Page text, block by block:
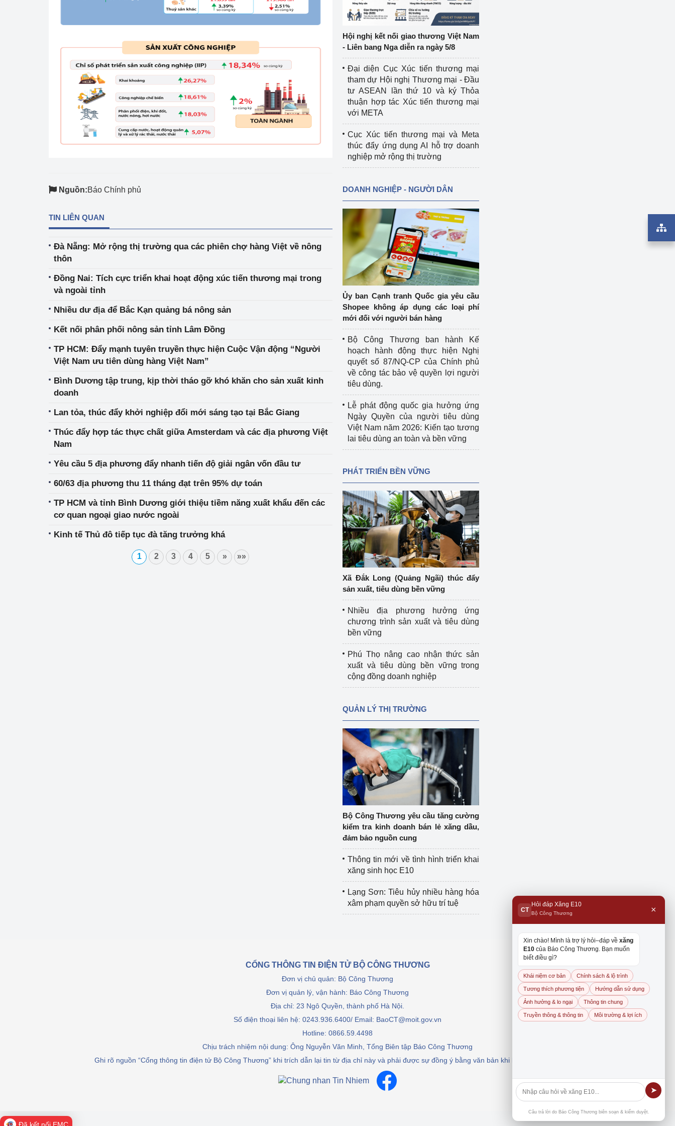
Chính sách
Sản xuất công nghiệp
Phát triển năng lượng
Nguồn:Báo Chính phủ
TIN LIÊN QUAN
Đà Nẵng: Mở rộng thị trường qua các phiên chợ hàng Việt về nông
thôn
Đồng Nai: Tích cực triển khai hoạt động xúc tiến thương mại trong
và ngoài tỉnh
Nhiều dư địa để Bắc Kạn quảng bá nông sản
Kết nối phân phối nông sản tỉnh Lâm Đồng
TP HCM: Đẩy mạnh tuyên truyền thực hiện Cuộc Vận động “Người
Việt Nam ưu tiên dùng hàng Việt Nam”
Bình Dương tập trung, kịp thời tháo gỡ khó khăn cho sản xuất kinh
doanh
Lan tỏa, thúc đẩy khởi nghiệp đổi mới sáng tạo tại Bắc Giang
Thúc đẩy hợp tác thực chất giữa Amsterdam và các địa phương Việt
Nam
Yêu cầu 5 địa phương đẩy nhanh tiến độ giải ngân vốn đầu tư
60/63 địa phương thu 11 tháng đạt trên 95% dự toán
TP HCM và tỉnh Bình Dương giới thiệu tiềm năng xuất khẩu đến các
cơ quan ngoại giao nước ngoài
Kinh tế Thủ đô tiếp tục đà tăng trưởng khá
1 2 3 4 5 » »»
Hội nghị kết nối giao thương Việt Nam
- Liên bang Nga diễn ra ngày 5/8
Đại diện Cục Xúc tiến thương mại
tham dự Hội nghị Thương mại - Đầu
tư ASEAN lần thứ 10 và ký Thỏa
thuận hợp tác Xúc tiến thương mại
với META
Cục Xúc tiến thương mại và Meta
thúc đẩy ứng dụng AI hỗ trợ doanh
nghiệp mở rộng thị trường
DOANH NGHIỆP - NGƯỜI DÂN
Ủy ban Cạnh tranh Quốc gia yêu cầu
Shopee không áp dụng các loại phí
mới đối với người bán hàng
Bộ Công Thương ban hành Kế
hoạch hành động thực hiện Nghị
quyết số 87/NQ-CP của Chính phủ
về công tác bảo vệ quyền lợi người
tiêu dùng.
Lễ phát động quốc gia hưởng ứng
Ngày Quyền của người tiêu dùng
Việt Nam năm 2026: Kiến tạo tương
lai tiêu dùng an toàn và bền vững
PHÁT TRIỂN BỀN VỮNG
Xã Đắk Long (Quảng Ngãi) thúc đẩy
sản xuất, tiêu dùng bền vững
Nhiều địa phương hưởng ứng
chương trình sản xuất và tiêu dùng
bền vững
Phú Thọ nâng cao nhận thức sản
xuất và tiêu dùng bền vững trong
cộng đồng doanh nghiệp
QUẢN LÝ THỊ TRƯỜNG
Bộ Công Thương yêu cầu tăng cường
kiểm tra kinh doanh bán lẻ xăng dầu,
đảm bảo nguồn cung
Thông tin mới về tình hình triển khai
xăng sinh học E10
Lạng Sơn: Tiêu hủy nhiều hàng hóa
xâm phạm quyền sở hữu trí tuệ
CỔNG THÔNG TIN ĐIỆN TỬ BỘ CÔNG THƯƠNG
Đơn vị chủ quản: Bộ Công Thương
Đơn vị quản lý, vận hành: Báo Công Thương
Địa chỉ: 23 Ngô Quyền, thành phố Hà Nội.
Số điện thoại liên hệ: 0243.936.6400/ Email: BaoCT@moit.gov.vn
Hotline: 0866.59.4498
Chịu trách nhiệm nội dung: Ông Nguyễn Văn Minh, Tổng Biên tập Báo Công Thương
Ghi rõ nguồn “Cổng thông tin điện tử Bộ Công Thương” khi trích dẫn lại tin từ địa chỉ này và phải được sự đồng ý bằng văn bản khi khai thác, dẫn nguồn.
CT
Hỏi đáp Xăng E10
Bộ Công Thương ×
Xin chào! Mình là trợ lý hỏi–đáp về xăng
E10 của Báo Công Thương. Bạn muốn
biết điều gì?
Khái niệm cơ bản Chính sách & lộ trình
Tương thích phương tiện Hướng dẫn sử dụng
Ảnh hưởng & lo ngại Thông tin chung
Truyền thông & thông tin Môi trường & lợi ích
➤
Câu trả lời do Báo Công Thương biên soạn & kiểm duyệt.